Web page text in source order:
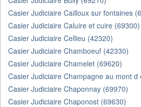
Casier Judiciaire Cailloux sur fontaines
Casier Judiciaire Caluire et cuire (69300)
Casier Judiciaire Cellieu (42320)
Casier Judiciaire Chamboeuf (42330)
Casier Judiciaire Chamelet (69620)
Casier Judiciaire Champagne au mont d
Casier Judiciaire Chaponnay (69970)
Casier Judiciaire Chaponost (69630)